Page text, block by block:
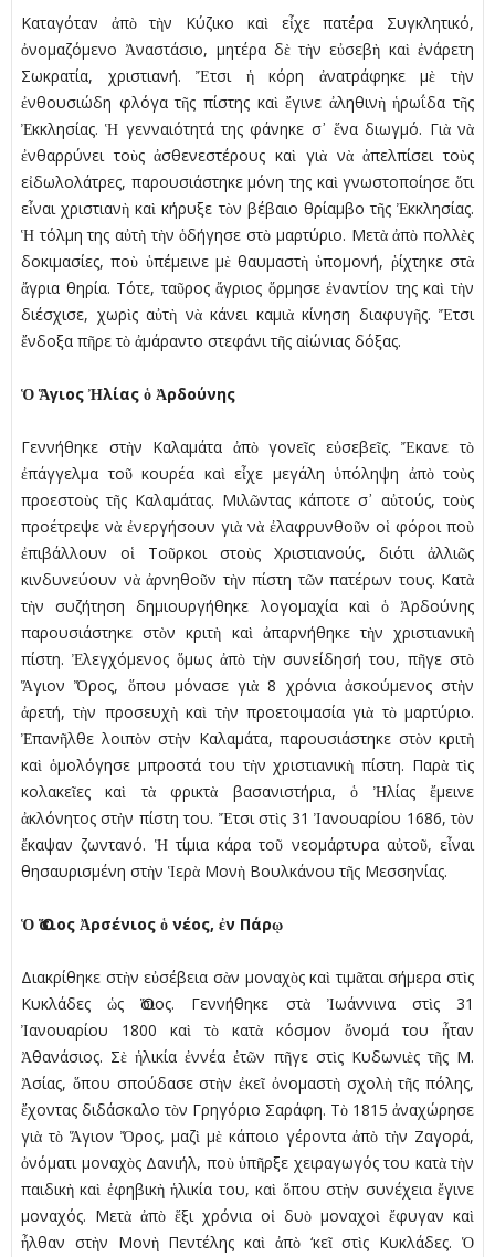
Καταγόταν ἀπὸ τὴν Κύζικο καὶ εἶχε πατέρα Συγκλητικό,
ὀνομαζόμενο Ἀναστάσιο, μητέρα δὲ τὴν εὐσεβὴ καὶ ἐνάρετη
Σωκρατία, χριστιανή. Ἔτσι ἡ κόρη ἀνατράφηκε μὲ τὴν
ἐνθουσιώδη φλόγα τῆς πίστης καὶ ἔγινε ἀληθινὴ ἡρωΐδα τῆς
Ἐκκλησίας. Ἡ γενναιότητά της φάνηκε σ᾿ ἕνα διωγμό. Γιὰ νὰ
ἐνθαρρύνει τοὺς ἀσθενεστέρους καὶ γιὰ νὰ ἀπελπίσει τοὺς
εἰδωλολάτρες, παρουσιάστηκε μόνη της καὶ γνωστοποίησε ὅτι
εἶναι χριστιανὴ καὶ κήρυξε τὸν βέβαιο θρίαμβο τῆς Ἐκκλησίας.
Ἡ τόλμη της αὐτὴ τὴν ὁδήγησε στὸ μαρτύριο. Μετὰ ἀπὸ πολλὲς
δοκιμασίες, ποὺ ὑπέμεινε μὲ θαυμαστὴ ὑπομονή, ῥίχτηκε στὰ
ἄγρια θηρία. Τότε, ταῦρος ἄγριος ὅρμησε ἐναντίον της καὶ τὴν
διέσχισε, χωρὶς αὐτὴ νὰ κάνει καμιὰ κίνηση διαφυγῆς. Ἔτσι
ἔνδοξα πῆρε τὸ ἀμάραντο στεφάνι τῆς αἰώνιας δόξας.
Ὁ Ἅγιος Ἠλίας ὁ Ἀρδούνης
Γεννήθηκε στὴν Καλαμάτα ἀπὸ γονεῖς εὐσεβεῖς. Ἔκανε τὸ
ἐπάγγελμα τοῦ κουρέα καὶ εἶχε μεγάλη ὑπόληψη ἀπὸ τοὺς
προεστοὺς τῆς Καλαμάτας. Μιλῶντας κάποτε σ᾿ αὐτούς, τοὺς
προέτρεψε νὰ ἐνεργήσουν γιὰ νὰ ἐλαφρυνθοῦν οἱ φόροι ποὺ
ἐπιβάλλουν οἱ Τοῦρκοι στοὺς Χριστιανούς, διότι ἀλλιῶς
κινδυνεύουν νὰ ἀρνηθοῦν τὴν πίστη τῶν πατέρων τους. Κατὰ
τὴν συζήτηση δημιουργήθηκε λογομαχία καὶ ὁ Ἀρδούνης
παρουσιάστηκε στὸν κριτὴ καὶ ἀπαρνήθηκε τὴν χριστιανικὴ
πίστη. Ἐλεγχόμενος ὅμως ἀπὸ τὴν συνείδησή του, πῆγε στὸ
Ἅγιον Ὄρος, ὅπου μόνασε γιὰ 8 χρόνια ἀσκούμενος στὴν
ἀρετή, τὴν προσευχὴ καὶ τὴν προετοιμασία γιὰ τὸ μαρτύριο.
Ἐπανῆλθε λοιπὸν στὴν Καλαμάτα, παρουσιάστηκε στὸν κριτὴ
καὶ ὁμολόγησε μπροστά του τὴν χριστιανικὴ πίστη. Παρὰ τὶς
κολακεῖες καὶ τὰ φρικτὰ βασανιστήρια, ὁ Ἠλίας ἔμεινε
ἀκλόνητος στὴν πίστη του. Ἔτσι στὶς 31 Ἰανουαρίου 1686, τὸν
ἔκαψαν ζωντανό. Ἡ τίμια κάρα τοῦ νεομάρτυρα αὐτοῦ, εἶναι
θησαυρισμένη στὴν Ἱερὰ Μονὴ Βουλκάνου τῆς Μεσσηνίας.
Ὁ Ὅσιος Ἀρσένιος ὁ νέος, ἐν Πάρῳ
Διακρίθηκε στὴν εὐσέβεια σὰν μοναχὸς καὶ τιμᾶται σήμερα στὶς
Κυκλάδες ὡς Ὅσιος. Γεννήθηκε στὰ Ἰωάννινα στὶς 31
Ἰανουαρίου 1800 καὶ τὸ κατὰ κόσμον ὄνομά του ἦταν
Ἀθανάσιος. Σὲ ἡλικία ἐννέα ἐτῶν πῆγε στὶς Κυδωνιὲς τῆς Μ.
Ἀσίας, ὅπου σπούδασε στὴν ἐκεῖ ὀνομαστὴ σχολὴ τῆς πόλης,
ἔχοντας διδάσκαλο τὸν Γρηγόριο Σαράφη. Τὸ 1815 ἀναχώρησε
γιὰ τὸ Ἅγιον Ὄρος, μαζὶ μὲ κάποιο γέροντα ἀπὸ τὴν Ζαγορά,
ὀνόματι μοναχὸς Δανιήλ, ποὺ ὑπῆρξε χειραγωγός του κατὰ τὴν
παιδικὴ καὶ ἐφηβικὴ ἡλικία του, καὶ ὅπου στὴν συνέχεια ἔγινε
μοναχός. Μετὰ ἀπὸ ἕξι χρόνια οἱ δυὸ μοναχοὶ ἔφυγαν καὶ
ἦλθαν στὴν Μονὴ Πεντέλης καὶ ἀπὸ ‘κεῖ στὶς Κυκλάδες. Ὁ